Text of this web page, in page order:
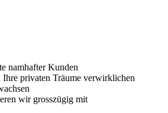
namhafter Kunden
Ihre privaten Träume verwirklichen
wir grosszügig mit